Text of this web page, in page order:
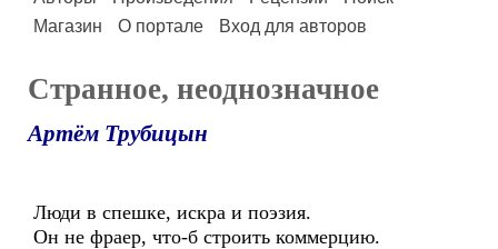
Магазин
О портале Вход для авторов
Странное, неоднозначное
Артём Трубицын
Люди в спешке, искра и поэзия.
Он не фраер, что-б строить коммерцию.